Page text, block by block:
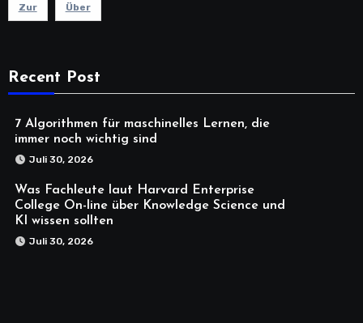
Zur Über
Recent Post
7 Algorithmen für maschinelles Lernen, die
immer noch wichtig sind
Juli 30, 2026
Was Fachleute laut Harvard Enterprise
College On-line über Knowledge Science und
KI wissen sollten
Juli 30, 2026